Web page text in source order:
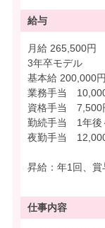
給与
月給 265,500円
3年卒モデル
基本給 200,000円
業務手当
資格手当 7,500
勤続手当 1年
夜勤手当
昇給：年1回、賞
仕事内容